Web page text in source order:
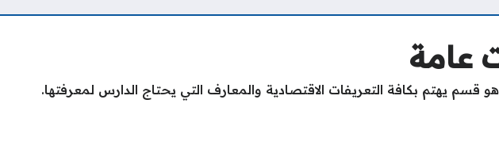
عامة
قسم يهتم بكافة التعريفات الاقتصادية والمعارف التي يحتاج الدارس لمعرفتها.